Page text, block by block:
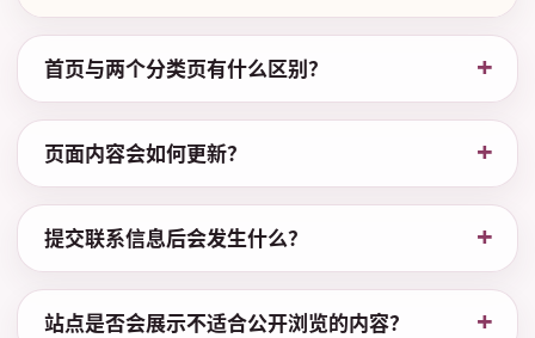
首页与两个分类页有什么区别？
页面内容会如何更新？
提交联系信息后会发生什么？
站点是否会展示不适合公开浏览的内容？